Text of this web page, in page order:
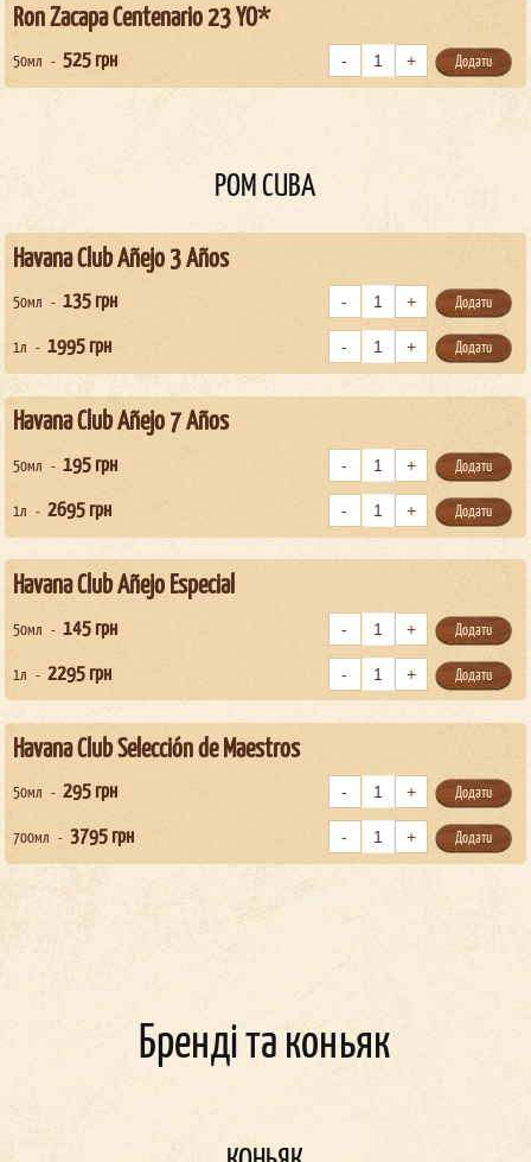
Ron Zacapa Centenario 23 YO*
50мл 525 грн Додати
РОМ CUBA
Havana Club Añejo 3 Años
50мл 135 грн Додати
1л 1995 грн Додати
Havana Club Añejo 7 Años
50мл 195 грн Додати
1л 2695 грн Додати
Havana Club Añejo Especial
50мл 145 грн Додати
1л 2295 грн Додати
Havana Club Selección de Maestros
50мл 295 грн Додати
700мл 3795 грн Додати
Бренді та коньяк